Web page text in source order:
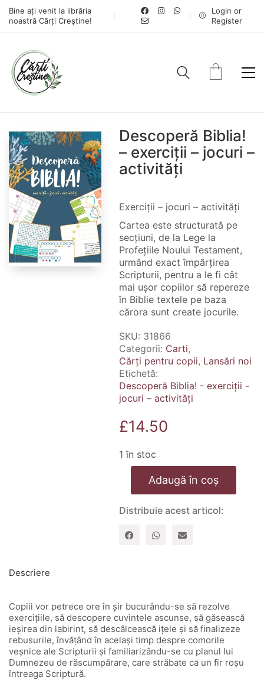
Bine ați venit la librăria
noastră Cărți Creștine!
Login or
Register
Descoperă Biblia!
– exerciții – jocuri –
activități
Exerciții – jocuri – activități
Cartea este structurată pe
secțiuni, de la Lege la
Profețiile Noului Testament,
urmând exact împărțirea
Scripturii, pentru a le fi cât
mai ușor copiilor să repereze
în Biblie textele pe baza
cărora sunt create jocurile.
SKU: 31866
Categorii: Carti,
Cărți pentru copii, Lansări noi
Etichetă:
Descoperă Biblia! - exerciții -
jocuri – activități
£14.50
1 în stoc
Cantitate
Descoperă
Biblia!
-
exerciții
jocuri
Adaugă în coș
Distribuie acest articol:
Descriere
Copiii vor petrece ore în șir bucurându-se să rezolve
exercițiile, să descopere cuvintele ascunse, să găsească
ieșirea din labirint, să descâlcească ițele și să finalizeze
rebusurile, învățând în același timp despre comorile
veșnice ale Scripturii și familiarizându-se cu planul lui
Dumnezeu de răscumpărare, care străbate ca un fir roșu
întreaga Scriptură.